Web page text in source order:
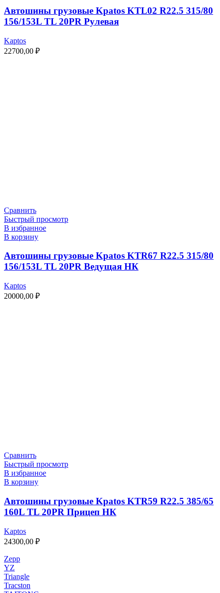
Автошины грузовые Kpatos KTL02 R22.5 315/80
156/153L TL 20PR Рулевая
Kaptos
22700,00 ₽
Сравнить
Быстрый просмотр
В избранное
В корзину
Автошины грузовые Kpatos KTR67 R22.5 315/80
156/153L TL 20PR Ведущая НК
Kaptos
20000,00 ₽
Сравнить
Быстрый просмотр
В избранное
В корзину
Автошины грузовые Kpatos KTR59 R22.5 385/65
160L TL 20PR Прицеп НК
Kaptos
24300,00 ₽
Zepp
YZ
Triangle
Tracston